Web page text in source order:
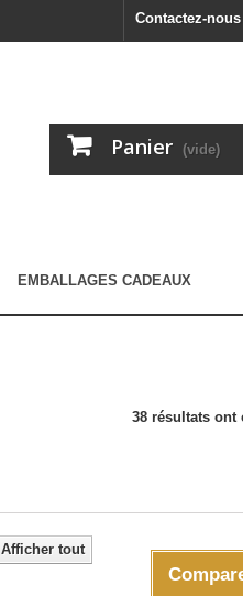
Contactez-nous
Panier (vide)
EMBALLAGES CADEAUX
38 résultats ont
Afficher tout